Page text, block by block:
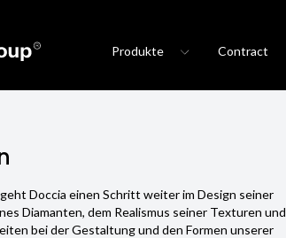
Produkte Contract
Doccia einen Schritt weiter im Design seiner
Diamanten, dem Realismus seiner Texturen und
bei der Gestaltung und den Formen unserer